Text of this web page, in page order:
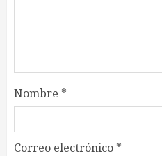
Nombre *
Correo electrónico *